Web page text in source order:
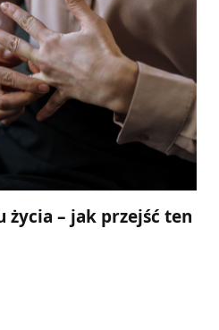
życia – jak przejść ten